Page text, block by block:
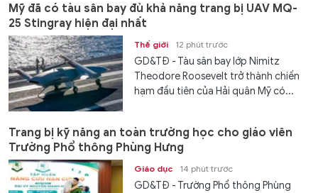
Mỹ đã có tàu sân bay đủ khả năng trang bị UAV MQ-
25 Stingray hiện đại nhất
Thế giới 12 phút trước
GD&TĐ - Tàu sân bay lớp Nimitz
Theodore Roosevelt trở thành chiến
hạm đầu tiên của Hải quân Mỹ có...
Trang bị kỹ năng an toàn trường học cho giáo viên
Trường Phổ thông Phùng Hưng
Giáo dục 14 phút trước
GD&TĐ - Trường Phổ thông Phùng